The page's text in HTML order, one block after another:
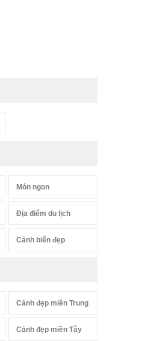
Món ngon
Địa điểm du lịch
Cảnh biển đẹp
Cảnh đẹp miền Trung
Cảnh đẹp miền Tây